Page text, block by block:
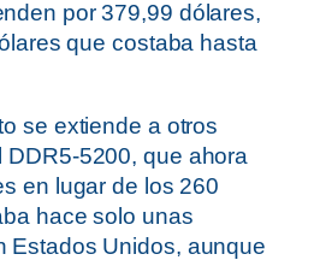
por 379,99 dólares,
que costaba hasta
se extiende a otros
DDR5-5200, que ahora
en lugar de los 260
hace solo unas
Estados Unidos, aunque